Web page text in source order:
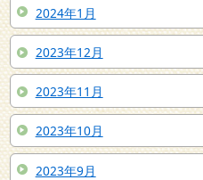
2024年1月
2023年12月
2023年11月
2023年10月
2023年9月